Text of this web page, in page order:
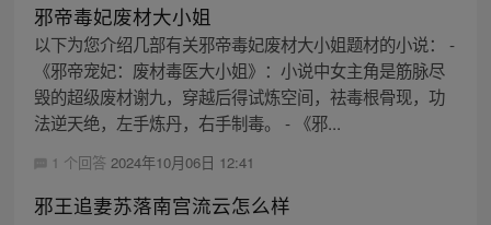
邪帝毒妃废材大小姐
以下为您介绍几部有关邪帝毒妃废材大小姐题材的小说： -
《邪帝宠妃：废材毒医大小姐》：小说中女主角是筋脉尽
毁的超级废材谢九，穿越后得试炼空间，祛毒根骨现，功
法逆天绝，左手炼丹，右手制毒。 - 《邪...
1 个回答 2024年10月06日 12:41
邪王追妻苏落南宫流云怎么样